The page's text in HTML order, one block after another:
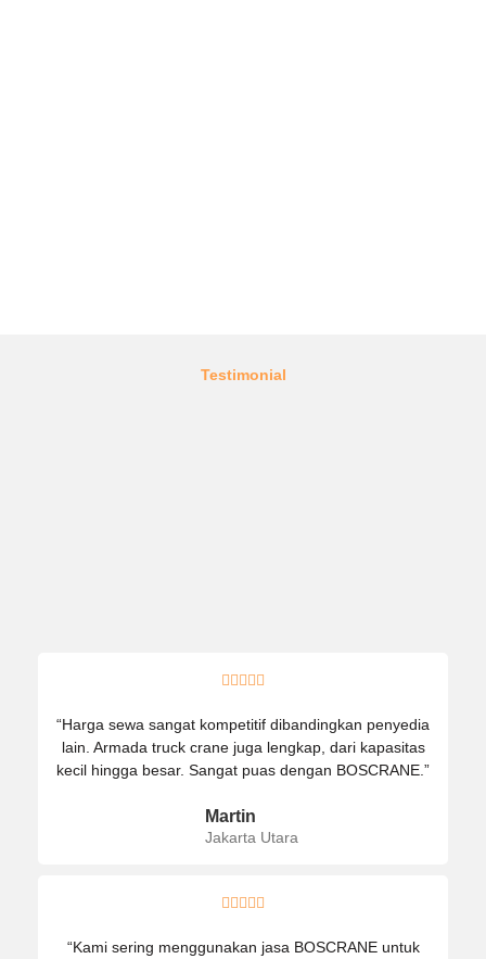
Testimonial
    
“Harga sewa sangat kompetitif dibandingkan penyedia
lain. Armada truck crane juga lengkap, dari kapasitas
kecil hingga besar. Sangat puas dengan BOSCRANE.”
Martin
Jakarta Utara
    
“Kami sering menggunakan jasa BOSCRANE untuk